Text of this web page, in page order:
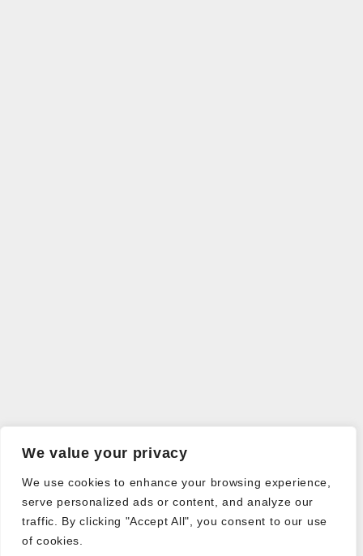
We value your privacy
We use cookies to enhance your browsing experience,
serve personalized ads or content, and analyze our
traffic. By clicking "Accept All", you consent to our use
of cookies.